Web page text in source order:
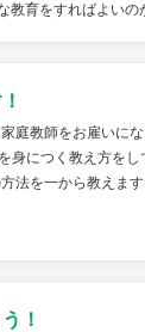
教育をすればよいの
庭教師をお雇いに
身につく教え方を
法を一から教えます
！